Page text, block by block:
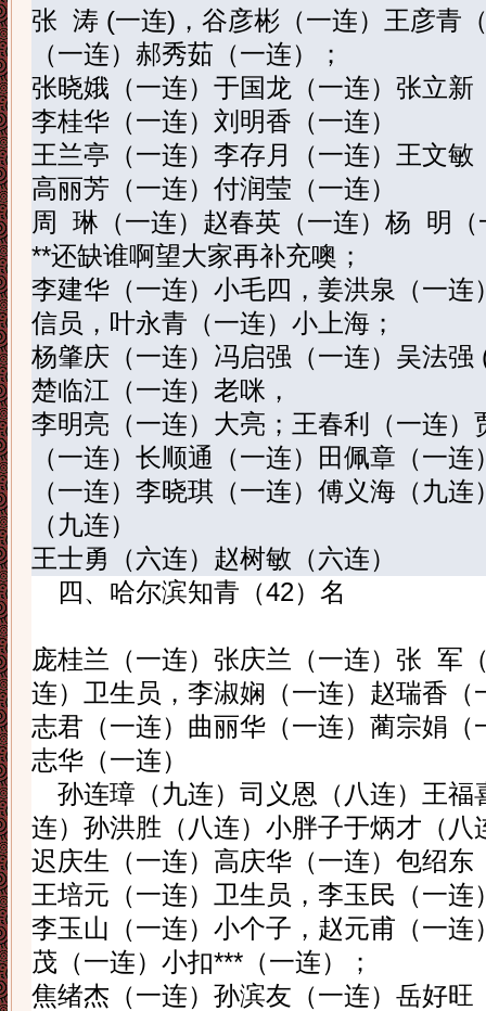
张 涛 (一连) ，谷彦彬（一连）王彦青
（一连）郝秀茹（一连）；
张晓娥（一连）于国龙（一连）张立新
李桂华（一连）刘明香（一连）
王兰亭（一连）李存月（一连）王文
高丽芳（一连）付润莹（一连）
周
琳（一连）赵春英（一连）杨
明（
**还缺谁啊望大家再补充噢；
李建华（一连）小毛四，姜洪泉（一连
信员，叶永青（一连）小上海；
杨肇庆（一连）冯启强（一连）吴法强
楚临江（一连）老咪，
李明亮（一连）大亮；王春利（一连）
（一连）长顺通（一连）田佩章（一
（一连）李晓琪（一连）傅义海（九
（九连）
王士勇（六连）赵树敏（六连）
四、 哈尔滨知青（42）名
庞桂兰（一连）张庆兰（一连）张 军
连）卫生员，李淑娴（一连）赵瑞香（
志君（一连）曲丽华（一连）蔺宗娟（
志华（一连）
孙连璋（九连）司义恩（八连）王福
连）孙洪胜（八连）小胖子于炳才（八
迟庆生（一连）高庆华（一连）包绍东
王培元（一连）卫生员，李玉民（一连
李玉山（一连）小个子，赵元甫（一连
茂（一连）小扣*** （一连）；
焦绪杰（一连）孙滨友（一连）岳好旺